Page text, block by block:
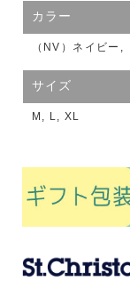
カラー
（NV）ネイビー
サイズ
M, L, XL